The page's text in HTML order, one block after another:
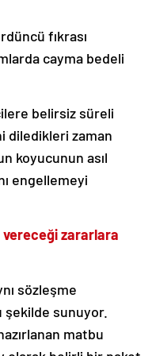
fıkrası
cayma bedeli
belirsiz süreli
diledikleri zaman
koyucunun asıl
engellemeyi
vereceği zararlara
sözleşme
şekilde sunuyor.
matbu